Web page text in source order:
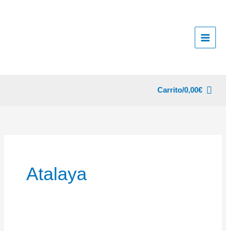
Carrito/0,00€
Atalaya